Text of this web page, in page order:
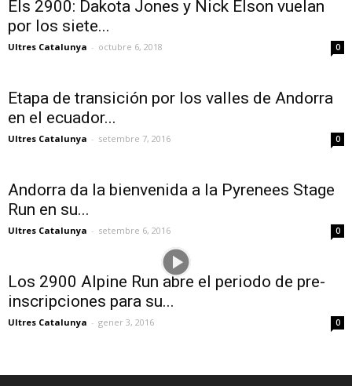
Els 2900: Dakota Jones y Nick Elson vuelan
por los siete...
Ultres Catalunya - octubre 6, 2018 0
Etapa de transición por los valles de Andorra
en el ecuador...
Ultres Catalunya - setembre 7, 2016 0
Andorra da la bienvenida a la Pyrenees Stage
Run en su...
Ultres Catalunya - setembre 6, 2016 0
Los 2900 Alpine Run abre el periodo de pre-
inscripciones para su...
Ultres Catalunya - gener 3, 2016 0